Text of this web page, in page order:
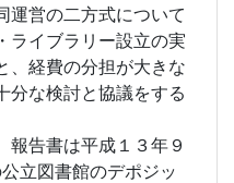
運営の二方式について
ライブラリー設立の実
、経費の分担が大きな
分な検討と協議をする
告書は平成１３年９
立図書館のデポジッ